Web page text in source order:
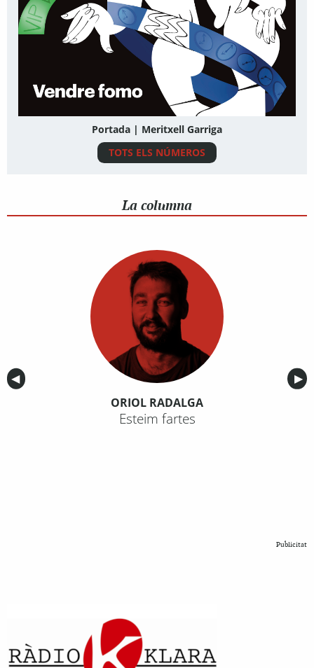
Portada | Meritxell Garriga
TOTS ELS NÚMEROS
La columna
Anterior
◀︎ ▶︎
ORIOL RADALGA
Esteim fartes
Publicitat